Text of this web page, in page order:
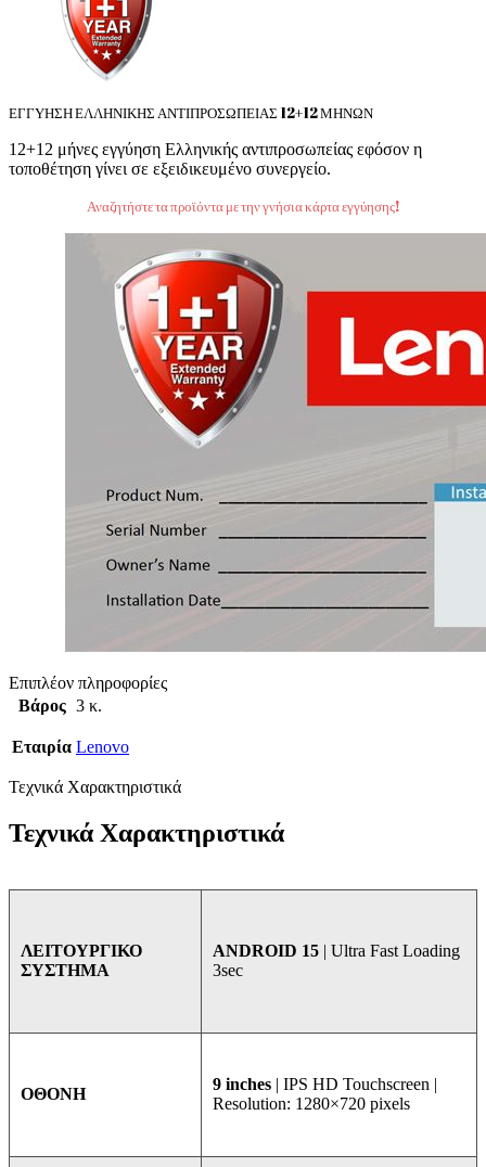
ΕΓΓΥΗΣΗ ΕΛΛΗΝΙΚΗΣ ΑΝΤΙΠΡΟΣΩΠΕΙΑΣ 12+12 ΜΗΝΩΝ
12+12 μήνες εγγύηση Ελληνικής αντιπροσωπείας εφόσον η
τοποθέτηση γίνει σε εξειδικευμένο συνεργείο.
Αναζητήστε τα προϊόντα με την γνήσια κάρτα εγγύησης!
Επιπλέον πληροφορίες
Βάρος 3 κ.
Εταιρία Lenovo
Τεχνικά Χαρακτηριστικά
Τεχνικά Χαρακτηριστικά
ΛΕΙΤΟΥΡΓΙΚΟ
ΣΥΣΤΗΜΑ
ANDROID 15 | Ultra Fast Loading
3sec
ΟΘΟΝΗ
9 inches | IPS HD Touchscreen |
Resolution: 1280×720 pixels